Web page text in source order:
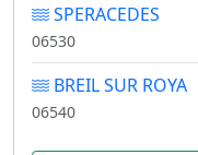
SPERACEDES
06530
BREIL SUR ROYA
06540